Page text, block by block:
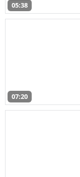
05:38
07:20